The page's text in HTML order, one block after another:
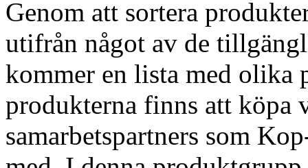
Genom att sortera
utifrån något av de
kommer en lista med olika
produkterna finns att köpa
samarbetspartners som